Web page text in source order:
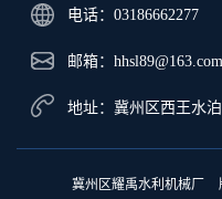
电话：03186662277
邮箱：hhsl89@163.com
地址：冀州区西王水
冀州区耀禹水利机械厂